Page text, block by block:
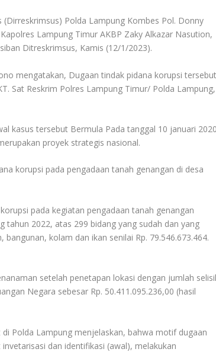
Polda Lampung Kombes Pol. Donny
Lampung Timur AKBP Zaky Alkazar Nasution,
Ditreskrimsus, Kamis (12/1/2023).
mengatakan, Dugaan tindak pidana korupsi
Sat Reskrim Polres Lampung Timur/ Polda Lampung,
kasus tersebut Bermula Pada tanggal 10 januari
proyek strategis nasional.
korupsi pada pengadaan tanah genangan di desa
pada kegiatan pengadaan tanah genangan
2022, atas 299 bidang yang sudah dan yang
kolam dan ikan senilai Rp. 79.546.673.464.
setelah penetapan lokasi dengan jumlah
Negara sebesar Rp. 50.411.095.236,00 (hasil
Polda Lampung menjelaskan, bahwa motif dugaan
dan identifikasi (awal), melakukan